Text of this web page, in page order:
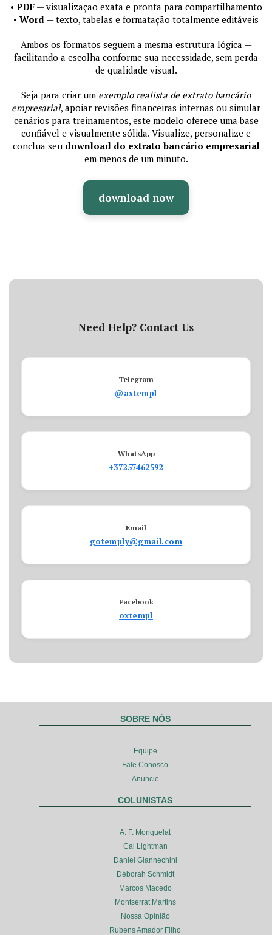
• PDF— visualização exata e pronta para compartilhamento
• Word — texto, tabelas e formatação totalmente editáveis
Ambos os formatos seguem a mesma estrutura lógica —
facilitando a escolha conforme sua necessidade, sem perda
de qualidade visual.
Seja para criar um exemplo realista de extrato bancário
empresarial, apoiar revisões financeiras internas ou simular
cenários para treinamentos, este modelo oferece uma base
confiável e visualmente sólida. Visualize, personalize e
conclua seu download do extrato bancário empresarial
em menos de um minuto.
download now
Need Help? Contact Us
Telegram
@axtempl
WhatsApp
+37257462592
Email
gotemply@gmail.com
Facebook
oxtempl
SOBRE NÓS
Equipe
Fale Conosco
Anuncie
COLUNISTAS
A. F. Monquelat
Cal Lightman
Daniel Giannechini
Déborah Schmidt
Marcos Macedo
Montserrat Martins
Nossa Opinião
Rubens Amador Filho